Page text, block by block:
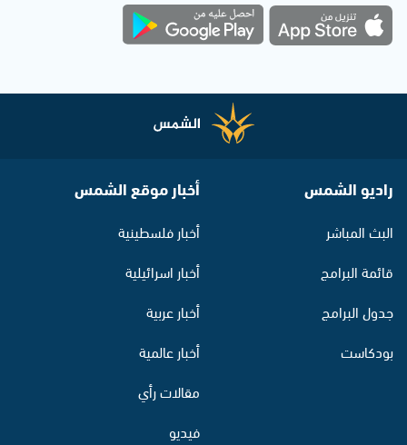
راديو الشمس
البث المباشر
قائمة البرامج
جدول البرامج
بودكاست
أخبار موقع الشمس
أخبار فلسطينية
أخبار اسرائيلية
أخبار عربية
أخبار عالمية
مقالات رأي
فيديو